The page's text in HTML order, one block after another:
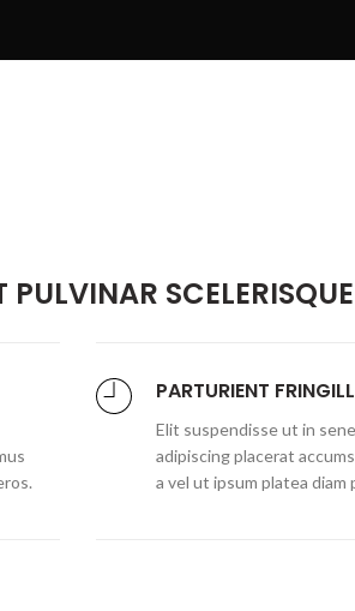
SCELERISQUE
PARTURIENT
Elit suspendisse ut in
adipiscing placerat
a vel ut ipsum platea diam